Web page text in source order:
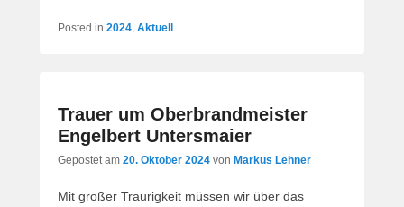
Posted in 2024 Aktuell
Trauer um Oberbrandmeister
Engelbert Untersmaier
Gepostet am 20. Oktober 2024 von Markus Lehner
Mit großer Traurigkeit müssen wir über das